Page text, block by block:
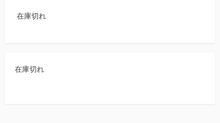
在庫切れ
在庫切れ